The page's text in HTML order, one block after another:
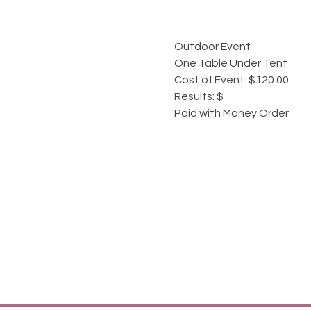
Outdoor Event
One Table Under Tent
Cost of Event: $120.00
Results: $
Paid with Money Order